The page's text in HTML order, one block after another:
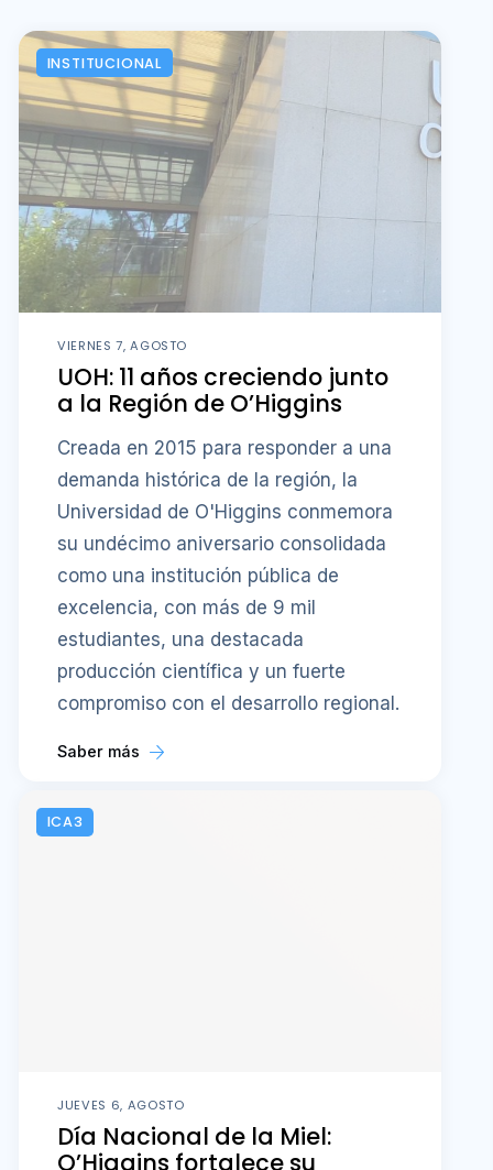
INSTITUCIONAL
VIERNES 7, AGOSTO
UOH: 11 años creciendo junto
a la Región de O’Higgins
Creada en 2015 para responder a una
demanda histórica de la región, la
Universidad de O'Higgins conmemora
su undécimo aniversario consolidada
como una institución pública de
excelencia, con más de 9 mil
estudiantes, una destacada
producción científica y un fuerte
compromiso con el desarrollo regional.
Saber más
ICA3
JUEVES 6, AGOSTO
Día Nacional de la Miel:
O’Higgins fortalece su